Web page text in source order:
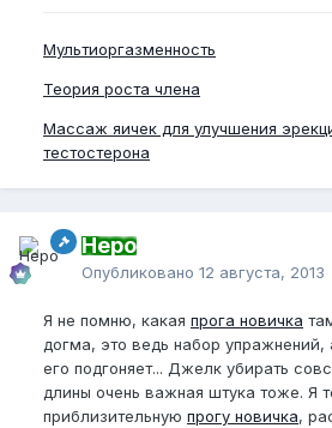
Мультиоргазменность
Теория роста члена
Массаж яичек для улучшения
тестостерона
Неро
Опубликовано 12 августа, 2013
Я не помню, какая прога новичка
догма, это ведь набор
его подгоняет... Джелк убирать
длины очень важная штука тоже. Я
приблизительную прогу новичка,